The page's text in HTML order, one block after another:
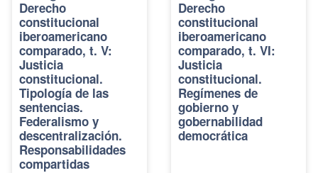
Derecho
constitucional
iberoamericano
comparado, t. V:
Justicia
constitucional.
Tipología de las
sentencias.
Federalismo y
descentralización.
Responsabilidades
compartidas
Derecho
constitucional
iberoamericano
comparado, t. VI:
Justicia
constitucional.
Regímenes de
gobierno y
gobernabilidad
democrática